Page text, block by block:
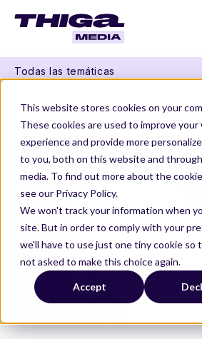
This website stores cookies on your
These cookies are used to improve
experience and provide more
to you, both on this website and
media. To find out more about the
see our Privacy Policy.
We won't track your information when
site. But in order to comply with your
we'll have to use just one tiny cookie so
not asked to make this choice again.
Accept
Todas las temáticas
Thiga Media
Product Management